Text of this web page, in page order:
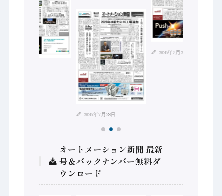
2026年7月28日
2026年7月21日
オートメーション新聞 最新
号＆バックナンバー無料ダ
ウンロード